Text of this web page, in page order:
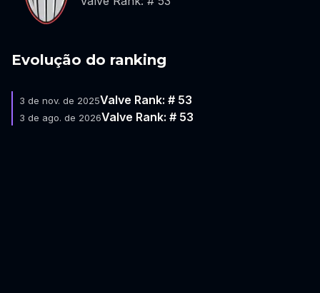
Evolução do ranking
3 de nov. de 2025Valve Rank: # 53
3 de ago. de 2026Valve Rank: # 53